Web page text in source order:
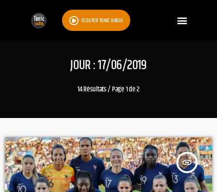
ÉCOUTER TONIC RADIO
JOUR : 17/06/2019
14 Résultats / Page 1 de 2
insert_link